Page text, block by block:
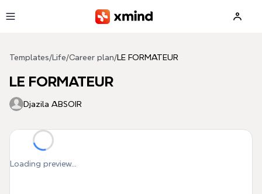
Templates/ Life/Career plan/LE FORMATEUR
LE FORMATEUR
Djazila ABSOIR
Loading preview...